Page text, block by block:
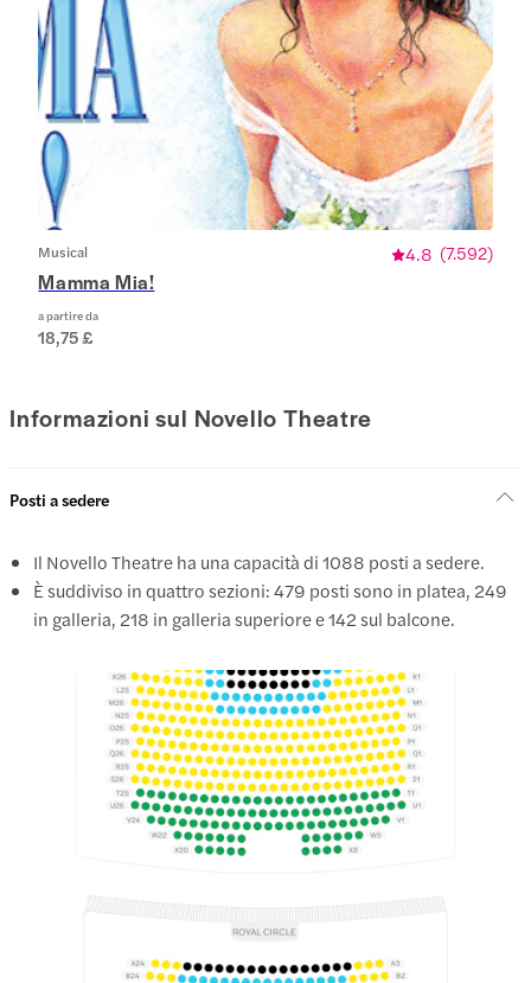
Musical 4.8 (7.592)
Mamma Mia!
a partire da
18,75 £
Informazioni sul Novello Theatre
Posti a sedere
Il Novello Theatre ha una capacità di 1088 posti a sedere.
È suddiviso in quattro sezioni: 479 posti sono in platea, 249
in galleria, 218 in galleria superiore e 142 sul balcone.